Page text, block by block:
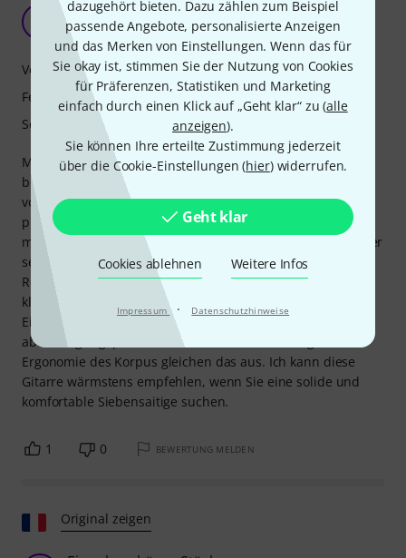
dazugehört bieten. Dazu zählen zum Beispiel
passende Angebote, personalisierte Anzeigen
und das Merken von Einstellungen. Wenn das für
Sie okay ist, stimmen Sie der Nutzung von Cookies
für Präferenzen, Statistiken und Marketing
einfach durch einen Klick auf „Geht klar“ zu (alle
anzeigen).
Sie können Ihre erteilte Zustimmung jederzeit
über die Cookie-Einstellungen (hier) widerrufen.
Geht klar
Cookies ablehnen Weitere Infos
Impressum · Datenschutzhinweise
Solar T2.7 FBB
GiuseppeDOC79 16.09.2025
Meine erste Solar! Nach knapp einem Jahr bin ich absolut
begeistert von meinem Kauf. Die Verarbeitung ist perfekt,
vom seidenmatten Finish an Korpus und Hals bis zum
präzisen, makellosen Griffbrett. Die Tonabnehmer gefallen
mir sehr gut; sie sind zwar nicht extrem leistungsstark, aber
sehr vielseitig und sowohl mit Digital- als auch mit
Röhrenverstärkern problemlos zu bedienen. Außerdem
klingen sie sehr ausgewogen, besonders im Bassbereich.
Einziger Kritikpunkt ist vielleicht das etwas hohe Gewicht,
aber ein gut gepolsterter Gurt und die hervorragende
Ergonomie des Korpus gleichen das aus. Ich kann diese
Gitarre wärmstens empfehlen, wenn Sie eine solide und
komfortable Siebensaitige suchen.
Verarbeitung
Features
Sound
1 0 BEWERTUNG MELDEN
Original zeigen